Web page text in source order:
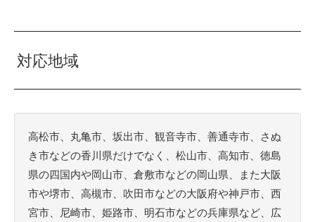
対応地域
高松市、丸亀市、坂出市、観音寺市、善通寺市、さぬ
き市などの香川県だけでなく、松山市、高知市、徳島
県の四国内や岡山市、倉敷市などの岡山県、また大阪
市や堺市、高槻市、吹田市などの大阪府や神戸市、西
宮市、尼崎市、姫路市、明石市などの兵庫県など、広